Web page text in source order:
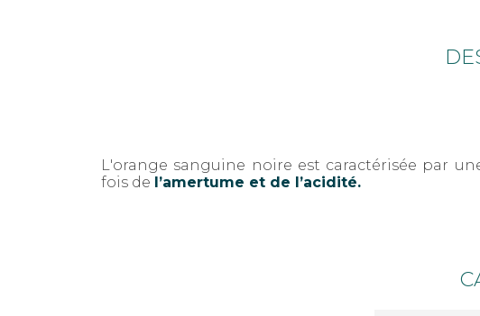
L'orange sanguine noire est caractérisée par
fois de l’amertume et de l’acidité.